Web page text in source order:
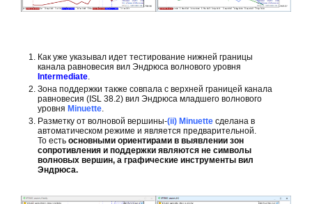
Как уже указывал идет тестирование нижней границы
канала равновесия вил Эндрюса волнового уровня
Intermediate
Зона поддержки также совпала с верхней границей канала
равновесия (ISL 38.2) вил Эндрюса младшего волнового
уровня Minuette
Разметку от волновой вершины-(ii) Minuette сделана в
автоматическом режиме и является предварительной.
То есть основными ориентирами в выявлении зон
сопротивления и поддержки являются не символы
волновых вершин, а графические инструменты вил
Эндрюса.